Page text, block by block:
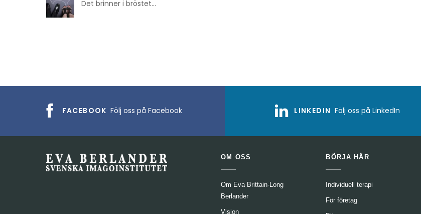
Det brinner i bröstet…
FACEBOOK Följ oss på Facebook LINKEDIN Följ oss på LinkedIn
OM OSS
Om Eva Brittain-Long
Berlander
Vision
BÖRJA HÄR
Individuell terapi
För företag